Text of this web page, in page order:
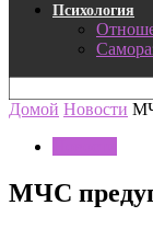
Психология
Домой Новости
МЧС